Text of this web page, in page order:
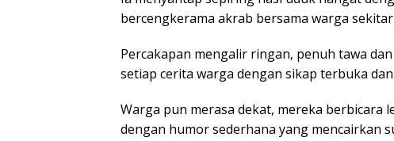
bercengkerama akrab bersama warga
Percakapan mengalir ringan, penuh tawa
setiap cerita warga dengan sikap terbuka
Warga pun merasa dekat, mereka berbicara
dengan humor sederhana yang mencairkan